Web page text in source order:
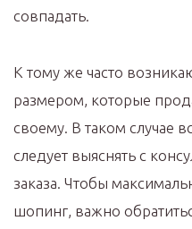
совпадать.
К тому же часто
размером, которые
своему. В таком случае
следует выяснять с
заказа. Чтобы
шопинг, важно